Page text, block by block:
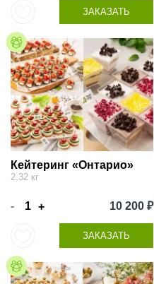
ЗАКАЗАТЬ
Кейтеринг «Онтарио»
2,32 кг
- + 10 200 ₽
ЗАКАЗАТЬ